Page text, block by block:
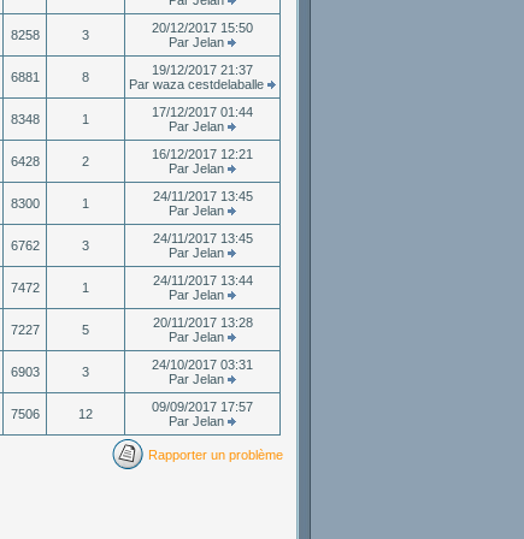
8258 3
20/12/2017 15:50
Par Jelan
6881 8
19/12/2017 21:37
Par waza cestdelaballe
8348 1
17/12/2017 01:44
Par Jelan
6428 2
16/12/2017 12:21
Par Jelan
8300 1
24/11/2017 13:45
Par Jelan
6762 3
24/11/2017 13:45
Par Jelan
7472 1
24/11/2017 13:44
Par Jelan
7227 5
20/11/2017 13:28
Par Jelan
6903 3
24/10/2017 03:31
Par Jelan
7506 12
09/09/2017 17:57
Par Jelan
Rapporter un problème